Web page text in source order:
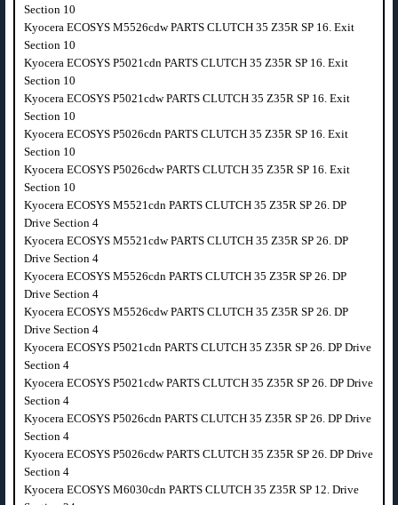
Section 10
Kyocera ECOSYS M5526cdw PARTS CLUTCH 35 Z35R SP 16. Exit
Section 10
Kyocera ECOSYS P5021cdn PARTS CLUTCH 35 Z35R SP 16. Exit
Section 10
Kyocera ECOSYS P5021cdw PARTS CLUTCH 35 Z35R SP 16. Exit
Section 10
Kyocera ECOSYS P5026cdn PARTS CLUTCH 35 Z35R SP 16. Exit
Section 10
Kyocera ECOSYS P5026cdw PARTS CLUTCH 35 Z35R SP 16. Exit
Section 10
Kyocera ECOSYS M5521cdn PARTS CLUTCH 35 Z35R SP 26. DP
Drive Section 4
Kyocera ECOSYS M5521cdw PARTS CLUTCH 35 Z35R SP 26. DP
Drive Section 4
Kyocera ECOSYS M5526cdn PARTS CLUTCH 35 Z35R SP 26. DP
Drive Section 4
Kyocera ECOSYS M5526cdw PARTS CLUTCH 35 Z35R SP 26. DP
Drive Section 4
Kyocera ECOSYS P5021cdn PARTS CLUTCH 35 Z35R SP 26. DP Drive
Section 4
Kyocera ECOSYS P5021cdw PARTS CLUTCH 35 Z35R SP 26. DP Drive
Section 4
Kyocera ECOSYS P5026cdn PARTS CLUTCH 35 Z35R SP 26. DP Drive
Section 4
Kyocera ECOSYS P5026cdw PARTS CLUTCH 35 Z35R SP 26. DP Drive
Section 4
Kyocera ECOSYS M6030cdn PARTS CLUTCH 35 Z35R SP 12. Drive